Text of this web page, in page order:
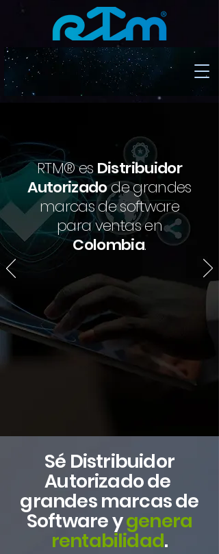
RTM® es Distribuidor
Autorizadode grandes
marcas de software
para ventas en
Colombia.
Sé Distribuidor
Autorizado de
grandes marcas de
Software ygenera
rentabilidad.